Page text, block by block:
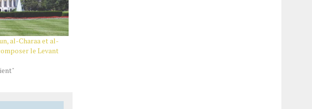
al-Charaa et al-
le Levant